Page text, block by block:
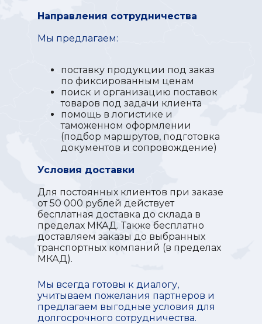
Направления сотрудничества
Мы предлагаем:
поставку продукции под заказ
по фиксированным ценам
поиск и организацию поставок
товаров под задачи клиента
помощь в логистике и
таможенном оформлении
(подбор маршрутов, подготовка
документов и сопровождение)
Условия доставки
Для постоянных клиентов при заказе
от 50 000 рублей действует
бесплатная доставка до склада в
пределах МКАД. Также бесплатно
доставляем заказы до выбранных
транспортных компаний (в пределах
МКАД).
Мы всегда готовы к диалогу,
учитываем пожелания партнеров и
предлагаем выгодные условия для
долгосрочного сотрудничества.